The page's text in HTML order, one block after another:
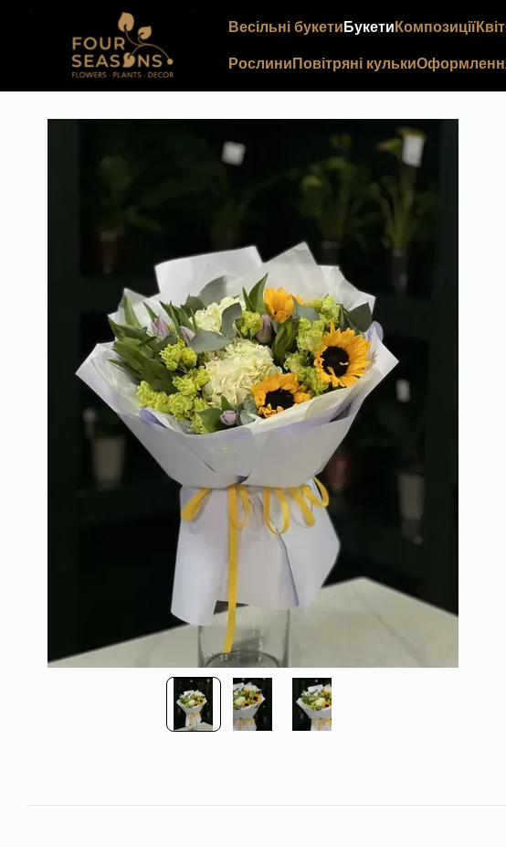
Перейти до основного контенту
Весільні букети Букети Композиції
Рослини Повітряні кульки